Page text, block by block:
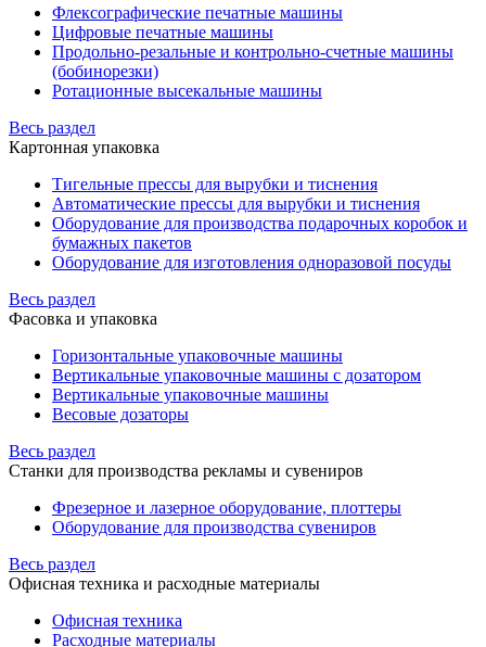
Флексографические печатные машины
Цифровые печатные машины
Продольно-резальные и контрольно-счетные машины
(бобинорезки)
Ротационные высекальные машины
Весь раздел
Картонная упаковка
Тигельные прессы для вырубки и тиснения
Автоматические прессы для вырубки и тиснения
Оборудование для производства подарочных коробок и
бумажных пакетов
Оборудование для изготовления одноразовой посуды
Весь раздел
Фасовка и упаковка
Горизонтальные упаковочные машины
Вертикальные упаковочные машины с дозатором
Вертикальные упаковочные машины
Весовые дозаторы
Весь раздел
Станки для производства рекламы и сувениров
Фрезерное и лазерное оборудование, плоттеры
Оборудование для производства сувениров
Весь раздел
Офисная техника и расходные материалы
Офисная техника
Расходные материалы